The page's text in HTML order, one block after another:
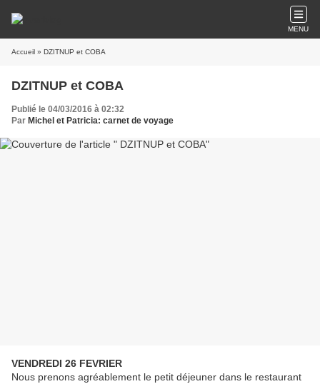
MENU
Accueil » DZITNUP et COBA
DZITNUP et COBA
Publié le 04/03/2016 à 02:32
Par Michel et Patricia: carnet de voyage
VENDREDI 26 FEVRIER
Nous prenons agréablement le petit déjeuner dans le restaurant